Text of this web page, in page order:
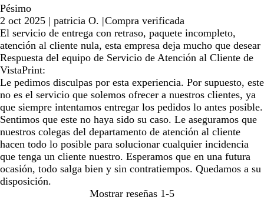
Pésimo
2 oct 2025 | patricia O. |Compra verificada
El servicio de entrega con retraso, paquete incompleto,
atención al cliente nula, esta empresa deja mucho que desear
Respuesta del equipo de Servicio de Atención al Cliente de
VistaPrint:
Le pedimos disculpas por esta experiencia. Por supuesto, este
no es el servicio que solemos ofrecer a nuestros clientes, ya
que siempre intentamos entregar los pedidos lo antes posible.
Sentimos que este no haya sido su caso. Le aseguramos que
nuestros colegas del departamento de atención al cliente
hacen todo lo posible para solucionar cualquier incidencia
que tenga un cliente nuestro. Esperamos que en una futura
ocasión, todo salga bien y sin contratiempos. Quedamos a su
disposición.
Mostrar reseñas 1-5